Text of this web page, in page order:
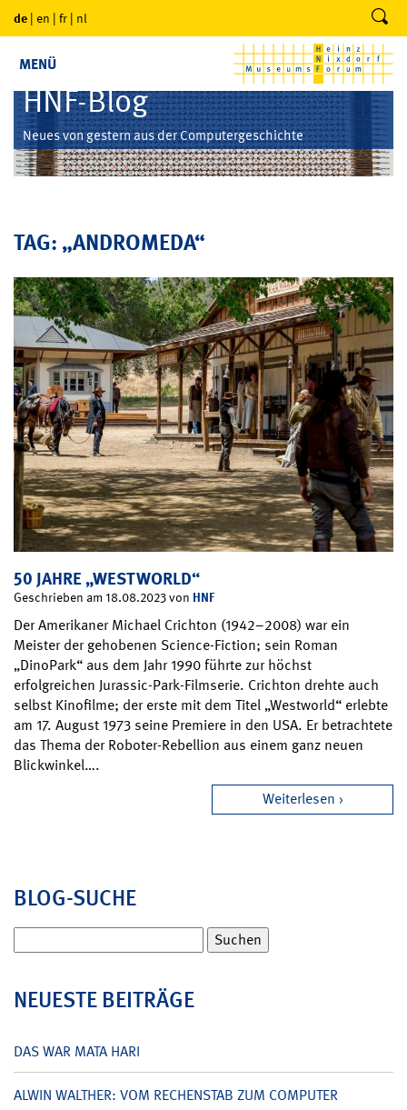
de | en | fr | nl
MENÜ
HNF-Blog
Neues von gestern aus der Computergeschichte
TAG: „ANDROMEDA“
50 JAHRE „WESTWORLD“
Geschrieben am 18.08.2023 von HNF
Der Amerikaner Michael Crichton (1942–2008) war ein
Meister der gehobenen Science-Fiction; sein Roman
„DinoPark“ aus dem Jahr 1990 führte zur höchst
erfolgreichen Jurassic-Park-Filmserie. Crichton drehte auch
selbst Kinofilme; der erste mit dem Titel „Westworld“ erlebte
am 17. August 1973 seine Premiere in den USA. Er betrachtete
das Thema der Roboter-Rebellion aus einem ganz neuen
Blickwinkel….
Weiterlesen
BLOG-SUCHE
nach:
NEUESTE BEITRÄGE
DAS WAR MATA HARI
ALWIN WALTHER: VOM RECHENSTAB ZUM COMPUTER